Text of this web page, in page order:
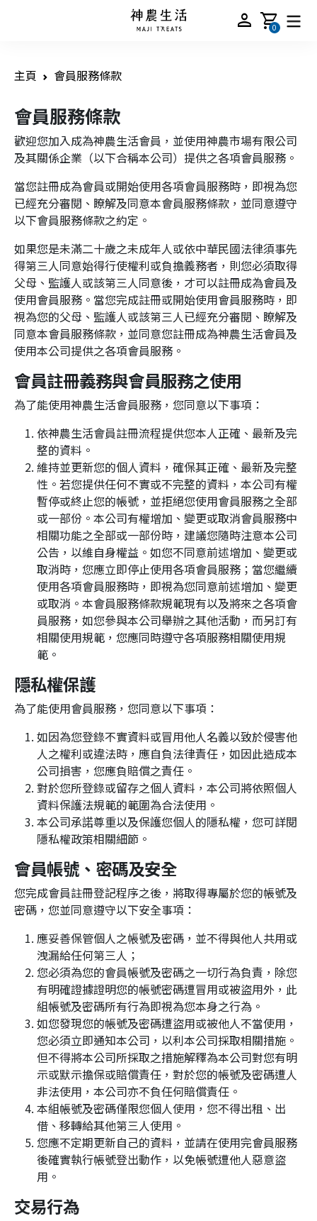
person shopping_cart
0
主頁 會員服務條款
會員服務條款
歡迎您加入成為神農生活會員，並使用神農市場有限公司
及其關係企業（以下合稱本公司）提供之各項會員服務。
當您註冊成為會員或開始使用各項會員服務時，即視為您
已經充分審閱、瞭解及同意本會員服務條款，並同意遵守
以下會員服務條款之約定。
如果您是未滿二十歲之未成年人或依中華民國法律須事先
得第三人同意始得行使權利或負擔義務者，則您必須取得
父母、監護人或該第三人同意後，才可以註冊成為會員及
使用會員服務。當您完成註冊或開始使用會員服務時，即
視為您的父母、監護人或該第三人已經充分審閱、瞭解及
同意本會員服務條款，並同意您註冊成為神農生活會員及
使用本公司提供之各項會員服務。
會員註冊義務與會員服務之使用
為了能使用神農生活會員服務，您同意以下事項：
依神農生活會員註冊流程提供您本人正確、最新及完
整的資料。
維持並更新您的個人資料，確保其正確、最新及完整
性。若您提供任何不實或不完整的資料，本公司有權
暫停或終止您的帳號，並拒絕您使用會員服務之全部
或一部份。本公司有權增加、變更或取消會員服務中
相關功能之全部或一部份時，建議您隨時注意本公司
公告，以維自身權益。如您不同意前述增加、變更或
取消時，您應立即停止使用各項會員服務；當您繼續
使用各項會員服務時，即視為您同意前述增加、變更
或取消。本會員服務條款規範現有以及將來之各項會
員服務，如您參與本公司舉辦之其他活動，而另訂有
相關使用規範，您應同時遵守各項服務相關使用規
範。
隱私權保護
為了能使用會員服務，您同意以下事項：
如因為您登錄不實資料或冒用他人名義以致於侵害他
人之權利或違法時，應自負法律責任，如因此造成本
公司損害，您應負賠償之責任。
對於您所登錄或留存之個人資料，本公司將依照個人
資料保護法規範的範圍為合法使用。
本公司承諾尊重以及保護您個人的隱私權，您可詳閱
隱私權政策相關細節。
會員帳號、密碼及安全
您完成會員註冊登記程序之後，將取得專屬於您的帳號及
密碼，您並同意遵守以下安全事項：
應妥善保管個人之帳號及密碼，並不得與他人共用或
洩漏給任何第三人；
您必須為您的會員帳號及密碼之一切行為負責，除您
有明確證據證明您的帳號密碼遭冒用或被盜用外，此
組帳號及密碼所有行為即視為您本身之行為。
如您發現您的帳號及密碼遭盜用或被他人不當使用，
您必須立即通知本公司，以利本公司採取相關措施。
但不得將本公司所採取之措施解釋為本公司對您有明
示或默示擔保或賠償責任，對於您的帳號及密碼遭人
非法使用，本公司亦不負任何賠償責任。
本組帳號及密碼僅限您個人使用，您不得出租、出
借、移轉給其他第三人使用。
您應不定期更新自己的資料，並請在使用完會員服務
後確實執行帳號登出動作，以免帳號遭他人惡意盜
用。
交易行為